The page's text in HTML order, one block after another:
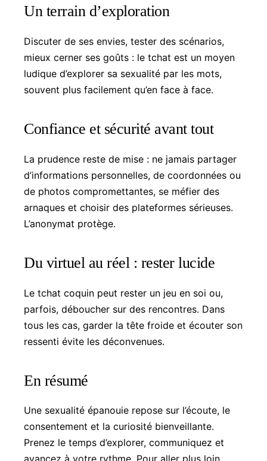
Un terrain d’exploration
Discuter de ses envies, tester des scénarios,
mieux cerner ses goûts : le tchat est un moyen
ludique d’explorer sa sexualité par les mots,
souvent plus facilement qu’en face à face.
Confiance et sécurité avant tout
La prudence reste de mise : ne jamais partager
d’informations personnelles, de coordonnées ou
de photos compromettantes, se méfier des
arnaques et choisir des plateformes sérieuses.
L’anonymat protège.
Du virtuel au réel : rester lucide
Le tchat coquin peut rester un jeu en soi ou,
parfois, déboucher sur des rencontres. Dans
tous les cas, garder la tête froide et écouter son
ressenti évite les déconvenues.
En résumé
Une sexualité épanouie repose sur l’écoute, le
consentement et la curiosité bienveillante.
Prenez le temps d’explorer, communiquez et